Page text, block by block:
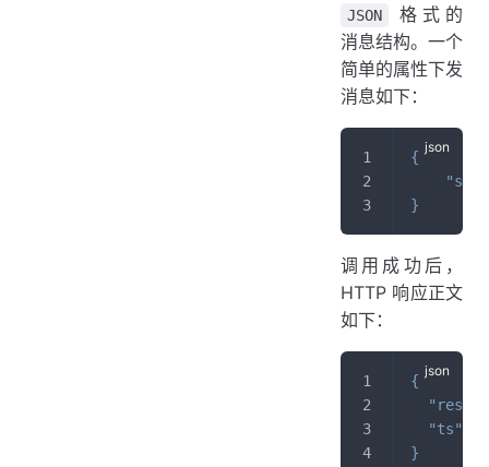
JSON
格式的
消息结构。一个
简单的属性下发
消息如下：
{
}
调用成功后，
HTTP 响应正文
如下：
{
"ts"
}